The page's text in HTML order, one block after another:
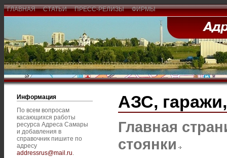
ГЛАВНАЯ СТАТЬИ ПРЕСС-РЕЛИЗЫ ФИРМЫ
Информация
По всем вопросам
касающихся работы
ресурса Адреса Самары
и добавления в
справочник пишите по
адресу
addressrus@mail.ru.
АЗС,
Главная
стоянки